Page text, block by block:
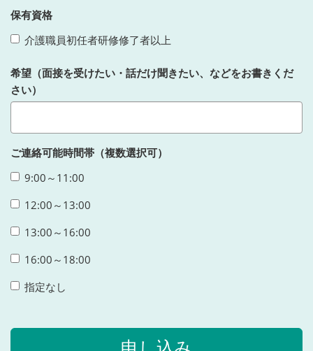
保有資格
介護職員初任者研修修了者以上
希望（面接を受けたい・話だけ聞きたい、などをお書きくだ
さい）
ご連絡可能時間帯（複数選択可）
9:00～11:00
12:00～13:00
13:00～16:00
16:00～18:00
指定なし